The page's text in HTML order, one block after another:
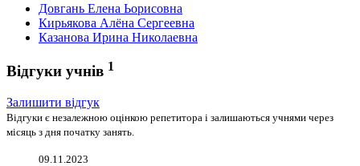
Довгань Елена Ьорисовна
Кирьякова Алёна Сергеевна
Казанова Ирина Николаевна
Відгуки учнів 1
Залишити відгук
Відгуки є незалежною оцінкою репетитора і залишаються учнями через
місяць з дня початку занять.
09.11.2023